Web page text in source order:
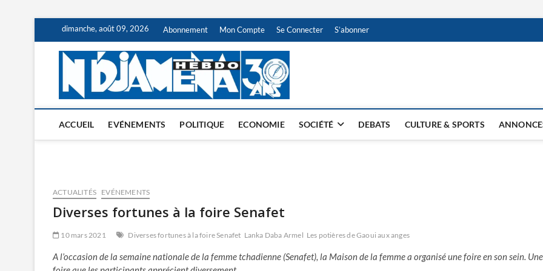
content
dimanche, août 09, 2026 Abonnement Mon Compte Se Connecter S’abonner
NDJAMENA HEBDO
ACCUEIL EVÉNEMENTS POLITIQUE ECONOMIE SOCIÉTÉ DEBATS CULTURE & SPORTS
ACTUALITÉS EVÉNEMENTS
Diverses fortunes à la foire Senafet
10 mars 2021 Diverses fortunes à la foire Senafet Lanka Daba Armel Les potières de Gaoui aux anges
A l’occasion de la semaine nationale de la femme tchadienne (Senafet), la Maison de la femme a organisé une foire en son sein. Une